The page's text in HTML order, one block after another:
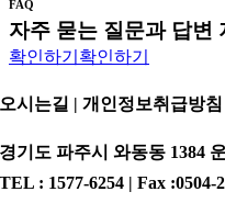
FAQ
자주 묻는 질문과 답변
확인하기 확인하기
오시는길 | 개인정보취급방침
경기도 파주시 와동동 1384
TEL : 1577-6254 | Fax :0504-